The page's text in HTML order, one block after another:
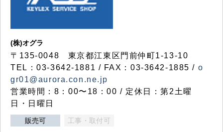
(株)オグラ
〒135-0048 東京都江東区門前仲町1-13-10
TEL：03-3642-1881 / FAX：03-3642-1885 / o
gr01@aurora.con.ne.jp
営業時間：8：00〜18：00 / 定休日：第2土曜
日・日曜日
販売可 工事・取付可